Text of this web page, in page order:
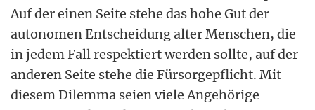
Auf der einen Seite stehe das hohe Gut der
autonomen Entscheidung alter Menschen, die
in jedem Fall respektiert werden sollte, auf der
anderen Seite stehe die Fürsorgepflicht. Mit
diesem Dilemma seien viele Angehörige